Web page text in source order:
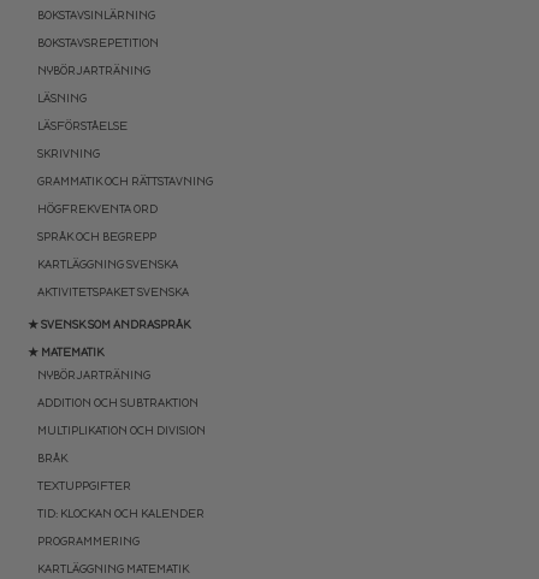
BOKSTAVSINLÄRNING
BOKSTAVSREPETITION
NYBÖRJARTRÄNING
LÄSNING
LÄSFÖRSTÅELSE
SKRIVNING
GRAMMATIK OCH RÄTTSTAVNING
HÖGFREKVENTA ORD
SPRÅK OCH BEGREPP
KARTLÄGGNING SVENSKA
AKTIVITETSPAKET SVENSKA
★ SVENSK SOM ANDRASPRÅK
★ MATEMATIK
NYBÖRJARTRÄNING
ADDITION OCH SUBTRAKTION
MULTIPLIKATION OCH DIVISION
BRÅK
TEXTUPPGIFTER
TID: KLOCKAN OCH KALENDER
PROGRAMMERING
KARTLÄGGNING MATEMATIK